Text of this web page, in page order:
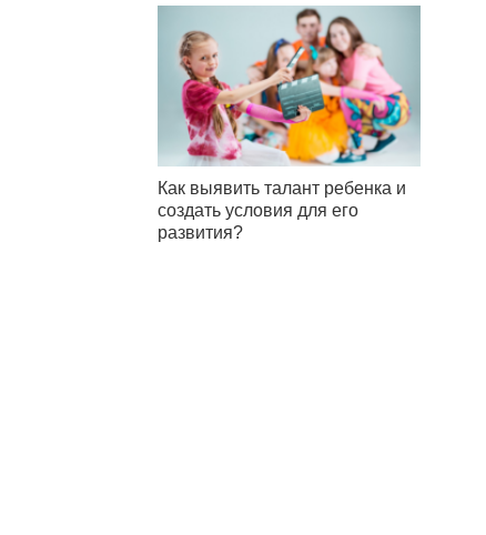
Как выявить талант ребенка и
создать условия для его
развития?